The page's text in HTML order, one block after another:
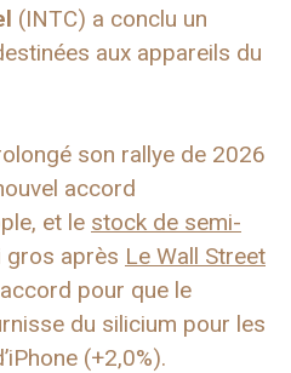
(INTC) a conclu un
aux appareils du
son rallye de 2026
accord
et le stock de semi-
gros après Le Wall Street
pour que le
du silicium pour les
(+2,0%).